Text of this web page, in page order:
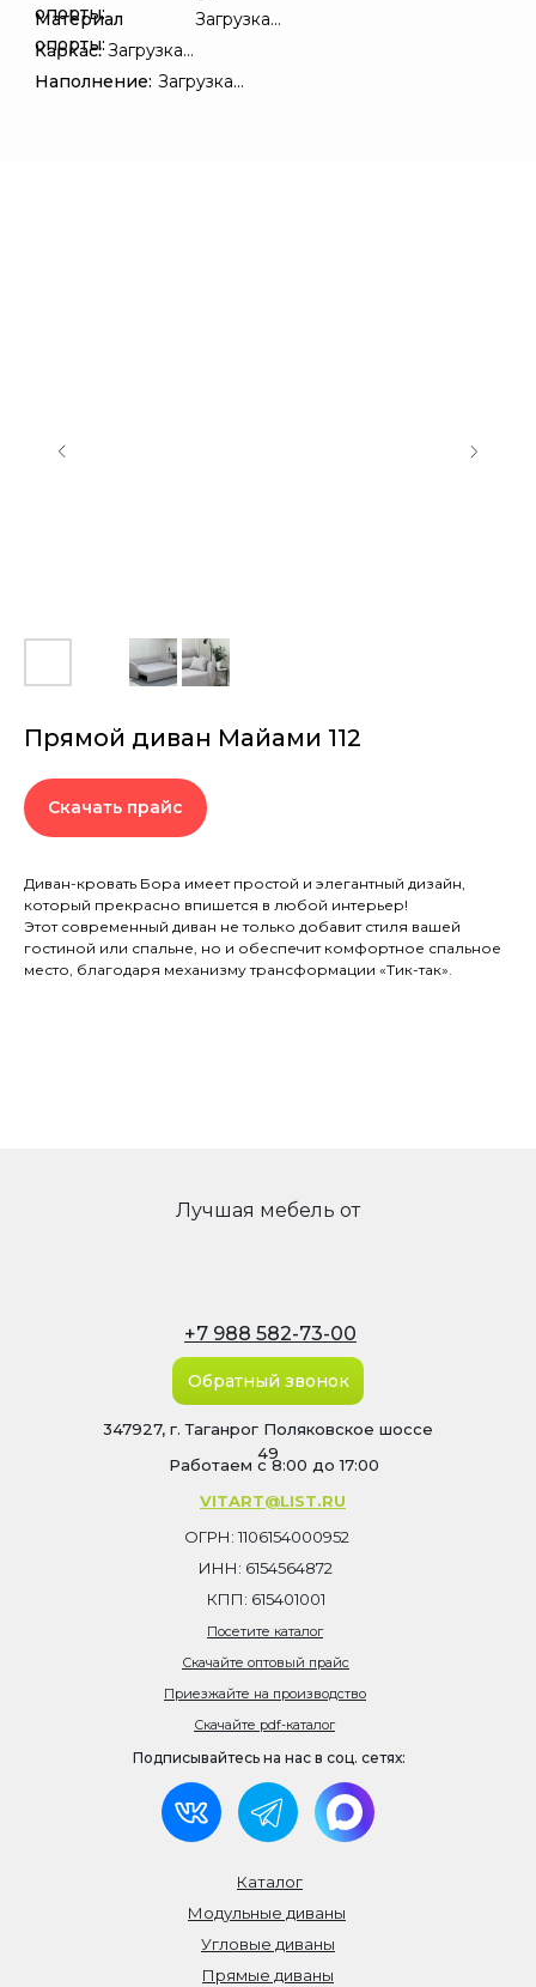
опорты:
Загрузка...
Материал
опорты:
Загрузка...
Наполнение:
Каркас: Загрузка...
Прямой диван Майами 112
Скачать прайс
Диван-кровать Бора имеет простой и элегантный дизайн,
который прекрасно впишется в любой интерьер!
Этот современный диван не только добавит стиля вашей
гостиной или спальне, но и обеспечит комфортное спальное
место, благодаря механизму трансформации «Тик-так».
Прямые диваны
Угловые диваны
Модульные диваны
Каталог
Работаем с 8:00 до 17:00
347927, г. Таганрог Поляковское шоссе
49
VITART@LIST.RU
+7 988 582-73-00
Лучшая мебель от
Обратный звонок
Подписывайтесь на нас в соц. сетях:
Посетите каталог
Скачайте оптовый прайс
Приезжайте на производство
Скачайте pdf-каталог
КПП: 615401001
ИНН: 6154564872
ОГРН: 1106154000952